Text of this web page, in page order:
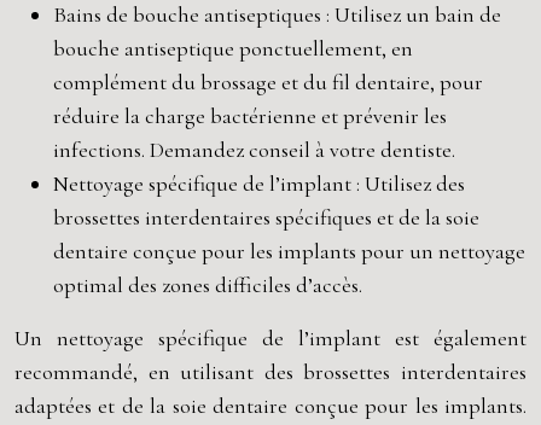
Bains de bouche antiseptiques : Utilisez un bain de
bouche antiseptique ponctuellement, en
complément du brossage et du fil dentaire, pour
réduire la charge bactérienne et prévenir les
infections. Demandez conseil à votre dentiste.
Nettoyage spécifique de l’implant : Utilisez des
brossettes interdentaires spécifiques et de la soie
dentaire conçue pour les implants pour un nettoyage
optimal des zones difficiles d’accès.
Un nettoyage spécifique de l’implant est également
recommandé, en utilisant des brossettes interdentaires
adaptées et de la soie dentaire conçue pour les implants.